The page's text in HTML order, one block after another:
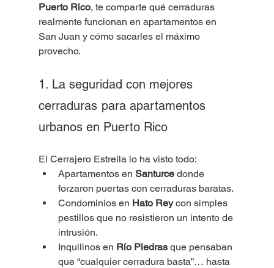
Puerto Rico, te comparte qué cerraduras
realmente funcionan en apartamentos en
San Juan y cómo sacarles el máximo
provecho.
1. La seguridad con mejores
cerraduras para apartamentos
urbanos en Puerto Rico
El Cerrajero Estrella lo ha visto todo:
Apartamentos en Santurce donde
forzaron puertas con cerraduras baratas.
Condominios en Hato Rey con simples
pestillos que no resistieron un intento de
intrusión.
Inquilinos en Río Piedras que pensaban
que “cualquier cerradura basta”… hasta